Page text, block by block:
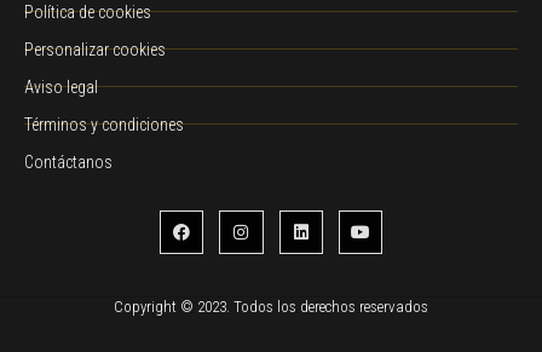
Política de cookies
Personalizar cookies
Aviso legal
Términos y condiciones
Contáctanos
Copyright © 2023. Todos los derechos reservados